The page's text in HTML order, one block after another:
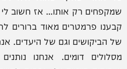
שמקפחים רק אותו… אז חשוב
קבענו פרמטרים מאוד ברורים
של הביקושים וגם של היעדים.
מסלולים דומים. אנחנו